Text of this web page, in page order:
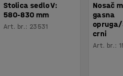
Stolica sedlo V:
580-830 mm
Art. br.: 23531
Nosač
gasna
crni
Art. br.: